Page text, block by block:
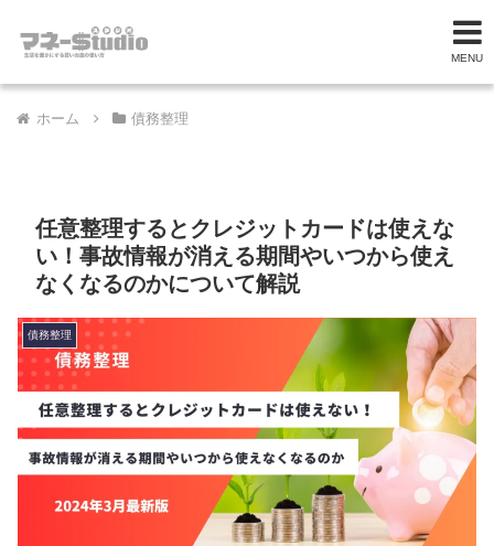
MENU
ホーム 債務整理
任意整理するとクレジットカードは使えな
い！事故情報が消える期間やいつから使え
なくなるのかについて解説
債務整理